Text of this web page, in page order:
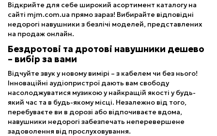
Відкрийте для себе широкий асортимент каталогу на
сайті mjm.com.ua прямо зараз! Вибирайте відповідні
недорогі навушники з безлічі моделей, представлених
на продаж онлайн.
Бездротові та дротові навушники дешево
– вибір за вами
Відчуйте звук у новому вимірі – з кабелем чи без нього!
Інноваційні аудіопристрої дають вам свободу
насолоджуватися музикою у найкращій якості у будь-
який час та в будь-якому місці. Незалежно від того,
перебуваєте ви в дорозі або відпочиваєте вдома,
навушники недорогі забезпечать неперевершене
задоволення від прослуховування.